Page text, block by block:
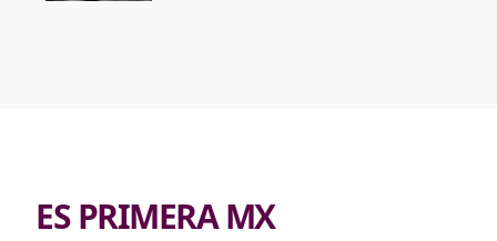
ES PRIMERA MX